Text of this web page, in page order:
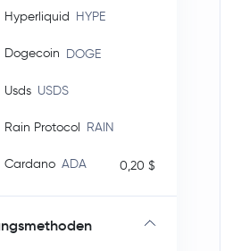
Hyperliquid HYPE
Dogecoin DOGE
Usds USDS
Rain Protocol RAIN
Cardano ADA 0,20 $
Wrapped BitcoinWBTC
Monero